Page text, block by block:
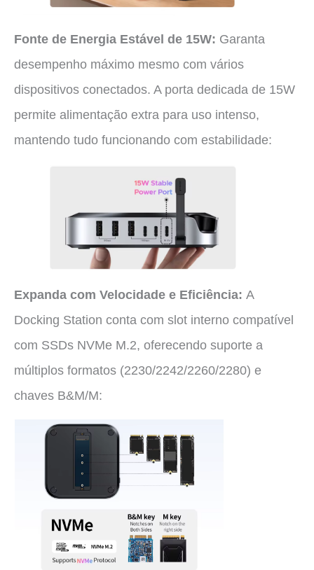
Fonte de Energia Estável de 15W: Garanta
desempenho máximo mesmo com vários
dispositivos conectados. A porta dedicada de 15W
permite alimentação extra para uso intenso,
mantendo tudo funcionando com estabilidade:
Expanda com Velocidade e Eficiência: A
Docking Station conta com slot interno compatível
com SSDs NVMe M.2, oferecendo suporte a
múltiplos formatos (2230/2242/2260/2280) e
chaves B&M/M: